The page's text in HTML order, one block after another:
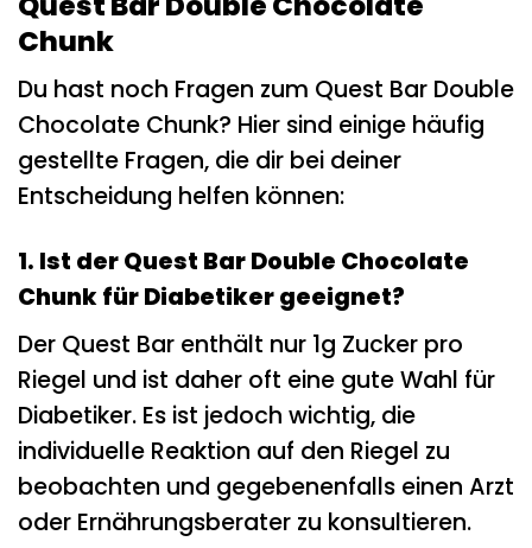
Chunk
Du hast noch Fragen zum Quest Bar Double
Chocolate Chunk? Hier sind einige häufig
gestellte Fragen, die dir bei deiner
Entscheidung helfen können:
1. Ist der Quest Bar Double Chocolate
Chunk für Diabetiker geeignet?
Der Quest Bar enthält nur 1g Zucker pro
Riegel und ist daher oft eine gute Wahl für
Diabetiker. Es ist jedoch wichtig, die
individuelle Reaktion auf den Riegel zu
beobachten und gegebenenfalls einen Arzt
oder Ernährungsberater zu konsultieren.